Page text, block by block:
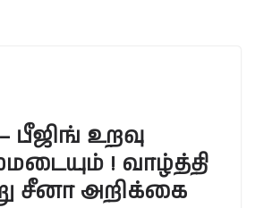
பீஜிங் உறவு
! வாழ்த்தி
சீனா அறிக்கை